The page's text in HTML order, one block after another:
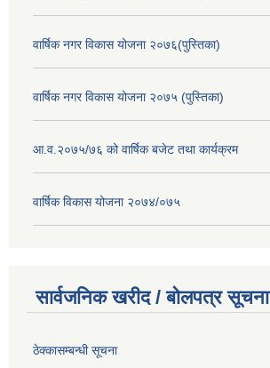
वार्षिक नगर विकास योजना २०७६(पुस्तिका)
वार्षिक नगर विकास योजना २०७५ (पुस्तिका)
आ.व.२०७५/७६ को वार्षिक बजेट तथा कार्यक्रम
वार्षिक विकास योजना २०७४/०७५
सार्वजनिक खरीद / बोलपत्र सूचना
ठेक्कासम्बन्धी सूचना